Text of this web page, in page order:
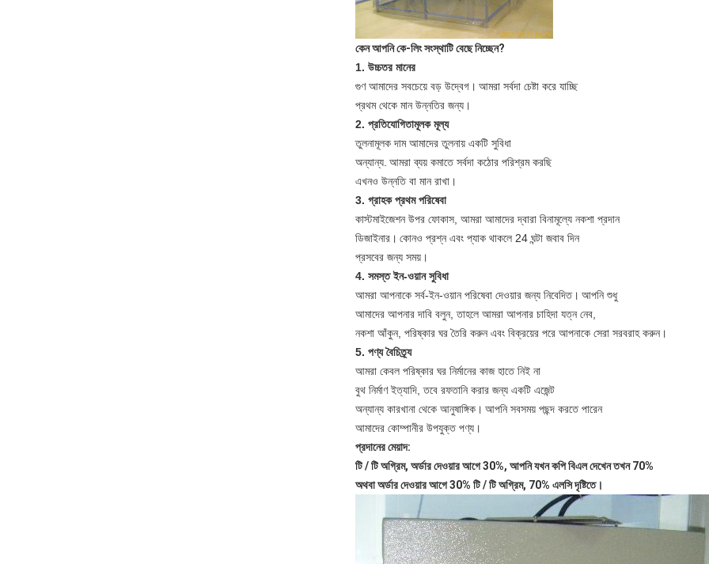
কেন আপনি কে-লিং সংস্থাটি বেছে নিচ্ছেন?
1. উচ্চতর মানের
গুণ আমাদের সবচেয়ে বড় উদ্বেগ। আমরা সর্বদা চেষ্টা করে যাচ্ছি
প্রথম থেকে মান উন্নতির জন্য।
2. প্রতিযোগিতামূলক মূল্য
তুলনামূলক দাম আমাদের তুলনায় একটি সুবিধা
অন্যান্য. আমরা ব্যয় কমাতে সর্বদা কঠোর পরিশ্রম করছি
এখনও উন্নতি বা মান রাখা।
3. গ্রাহক প্রথম পরিষেবা
কাস্টমাইজেশন উপর ফোকাস, আমরা আমাদের দ্বারা বিনামূল্যে নকশা প্রদান
ডিজাইনার। কোনও প্রশ্ন এবং প্যাক থাকলে 24 ঘন্টা জবাব দিন
প্রসবের জন্য সময়।
4. সমস্ত ইন-ওয়ান সুবিধা
আমরা আপনাকে সর্ব-ইন-ওয়ান পরিষেবা দেওয়ার জন্য নিবেদিত। আপনি শুধু
আমাদের আপনার দাবি বলুন, তাহলে আমরা আপনার চাহিদা যত্ন নেব,
নকশা আঁকুন, পরিষ্কার ঘর তৈরি করুন এবং বিক্রয়ের পরে আপনাকে সেরা সরবরাহ করুন।
5. পণ্য বৈচিত্র্য
আমরা কেবল পরিষ্কার ঘর নির্মানের কাজ হাতে নিই না
বুথ নির্মাণ ইত্যাদি, তবে রফতানি করার জন্য একটি এজেন্ট
অন্যান্য কারখানা থেকে আনুষাঙ্গিক। আপনি সবসময় পছন্দ করতে পারেন
আমাদের কোম্পানীর উপযুক্ত পণ্য।
প্রদানের মেয়াদ:
টি / টি অগ্রিম, অর্ডার দেওয়ার আগে 30%, আপনি যখন কপি বিএল দেখেন তখন 70%
অথবা অর্ডার দেওয়ার আগে 30% টি / টি অগ্রিম, 70% এলসি দৃষ্টিতে।